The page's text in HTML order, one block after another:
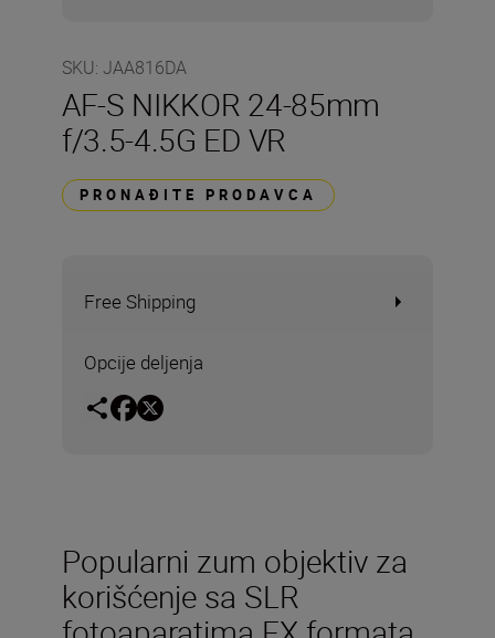
SKU: JAA816DA
AF-S NIKKOR 24-85mm
f/3.5-4.5G ED VR
PRONAĐITE PRODAVCA
Free Shipping
Opcije deljenja
Popularni zum objektiv za
korišćenje sa SLR